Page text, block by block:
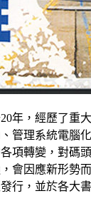
年，經歷了重
管理系統電腦
項轉變，對碼
會因應新形勢
行，並於各大